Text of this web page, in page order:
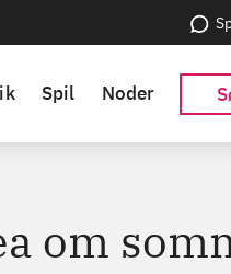
Spil Noder
om